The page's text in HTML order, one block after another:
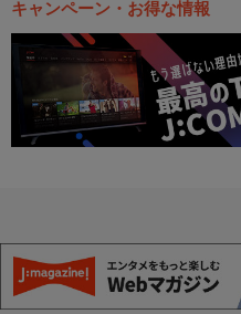
キャンペーン・お得な情報